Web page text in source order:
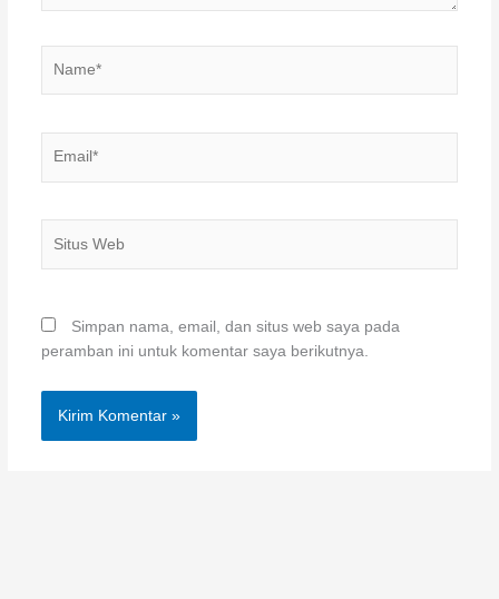
Web
Simpan nama, email, dan situs web saya pada
peramban ini untuk komentar saya berikutnya.